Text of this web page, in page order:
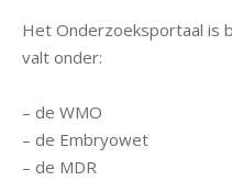
Het Onderzoeksportaal is
valt onder:
– de WMO
– de Embryowet
– de MDR